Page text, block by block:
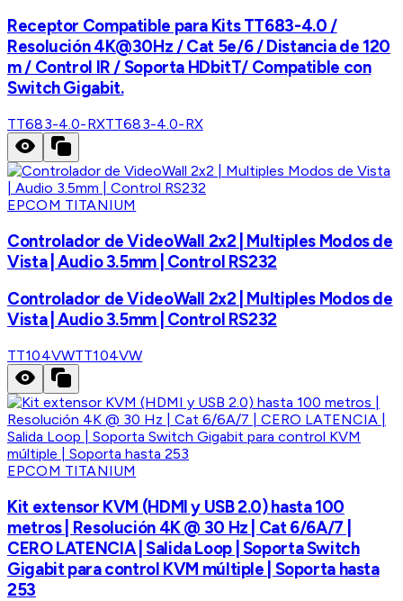
Receptor Compatible para Kits TT683-4.0 /
Resolución 4K@30Hz / Cat 5e/6 / Distancia de 120
m / Control IR / Soporta HDbitT/ Compatible con
Switch Gigabit.
TT683-4.0-RXTT683-4.0-RX
EPCOM TITANIUM
Controlador de VideoWall 2x2 | Multiples Modos de
Vista | Audio 3.5mm | Control RS232
Controlador de VideoWall 2x2 | Multiples Modos de
Vista | Audio 3.5mm | Control RS232
TT104VWTT104VW
EPCOM TITANIUM
Kit extensor KVM (HDMI y USB 2.0) hasta 100
metros | Resolución 4K @ 30 Hz | Cat 6/6A/7 |
CERO LATENCIA | Salida Loop | Soporta Switch
Gigabit para control KVM múltiple | Soporta hasta
253